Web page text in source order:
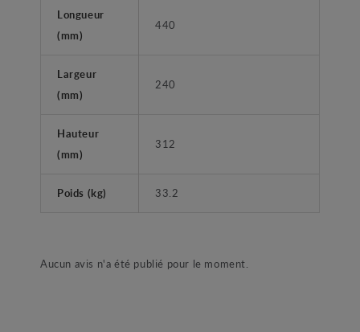
Longueur
(mm)
440
Largeur
(mm)
240
Hauteur
(mm)
312
Poids (kg) 33.2
Aucun avis n'a été publié pour le moment.